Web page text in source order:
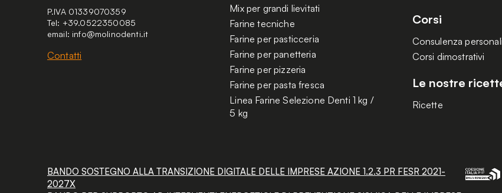
P.IVA 01339070359
Tel: +39.0522350085
email: info@molinodenti.it
Contatti
Mix per grandi lievitati
Farine tecniche
Farine per pasticceria
Farine per panetteria
Farine per pizzeria
Farine per pasta fresca
Linea Farine Selezione Denti 1 kg /
5 kg
Corsi
Consulenza
Corsi dimostrativi
Le nostre
Ricette
BANDO SOSTEGNO ALLA TRANSIZIONE DIGITALE DELLE IMPRESE AZIONE 1.2.3 PR FESR 2021-
2027X